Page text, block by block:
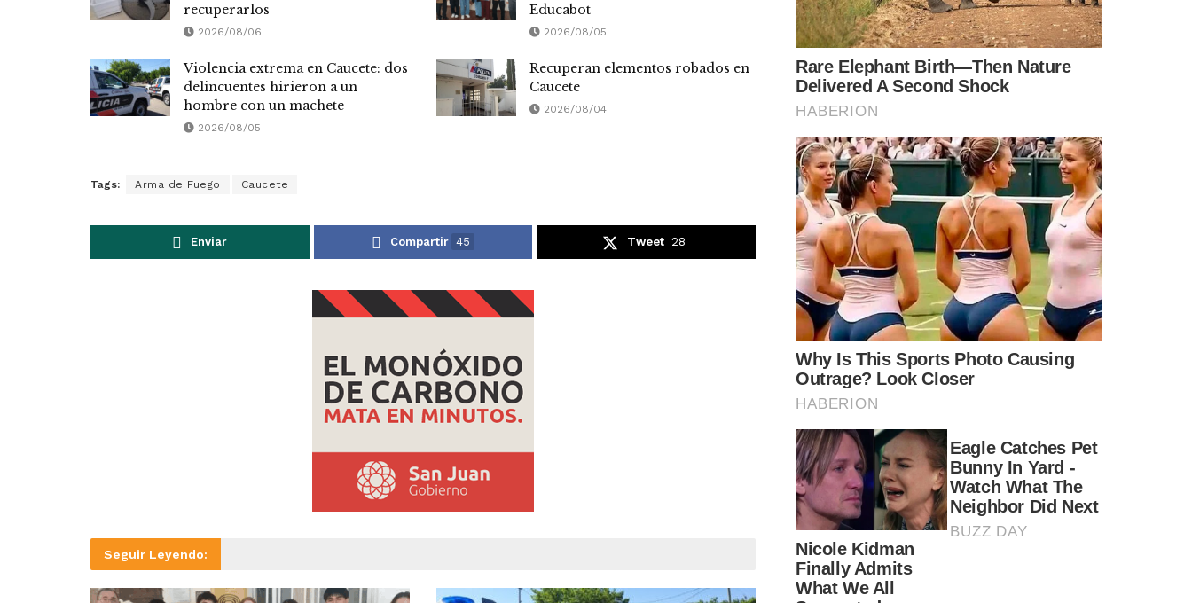
recuperarlos
2026/08/06
Educabot
2026/08/05
Violencia extrema en Caucete: dos
delincuentes hirieron a un
hombre con un machete
2026/08/05
Recuperan elementos robados en
Caucete
2026/08/04
Tags: Arma de Fuego Caucete
Enviar Compartir 45 Tweet 28
Seguir Leyendo: